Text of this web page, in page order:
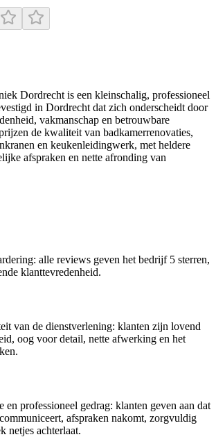
Dordrecht is een kleinschalig, professioneel
in Dordrecht dat zich onderscheidt door
vakmanschap en betrouwbare
de kwaliteit van badkamerrenovaties,
en keukenleidingwerk, met heldere
afspraken en nette afronding van
alle reviews geven het bedrijf 5 sterren,
klanttevredenheid.
van de dienstverlening: klanten zijn lovend
oog voor detail, nette afwerking en het
en professioneel gedrag: klanten geven aan dat
afspraken nakomt, zorgvuldig
netjes achterlaat.